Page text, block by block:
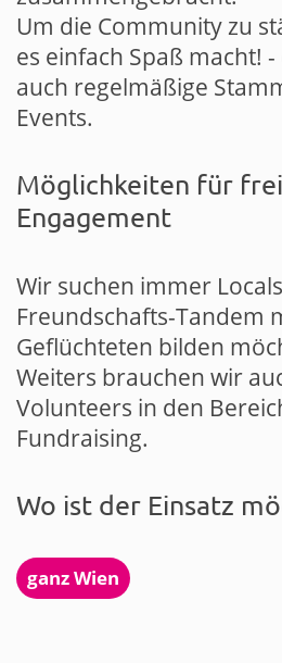
Um die Community zu
es einfach Spaß macht!
auch regelmäßige
Events.
Möglichkeiten für
Engagement
Wir suchen immer
Freundschafts-Tandem
Geflüchteten bilden
Weiters brauchen wir
Volunteers in den
Fundraising.
Wo ist der Einsatz
ganz Wien